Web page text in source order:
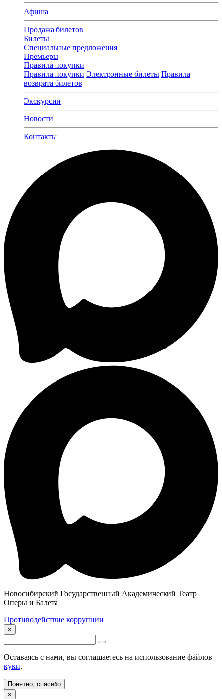
Афиша
Продажа билетов
Билеты
Специальные предложения
Премьеры
Правила покупки
Правила покупки Электронные билеты Правила
возврата билетов
Экскурсии
Новости
Контакты
Новосибирский Государственный Академический Театр
Оперы и Балета
Противодействие коррупции
×
Оставаясь с нами, вы соглашаетесь на использование файлов
куки.
Понятно, спасибо
×